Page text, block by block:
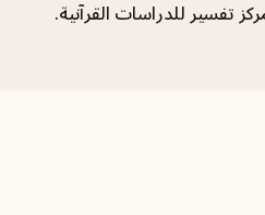
تفسير للدراسات القرآنية.